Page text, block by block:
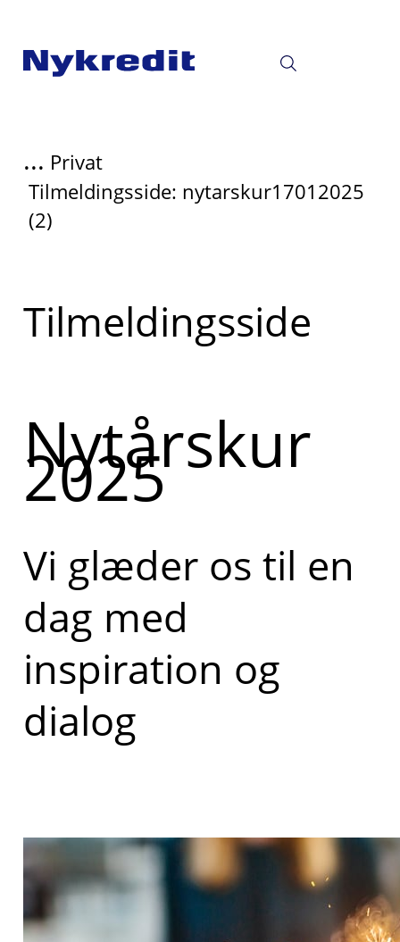
... Privat
Tilmeldingsside: nytarskur17012025
(2)
Læs
mere
Tilmeldingsside
Nytårskur
2025
Vi glæder os til en
dag med
inspiration og
dialog